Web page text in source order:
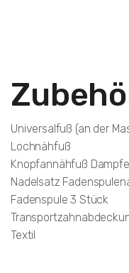
Universalfuß (an der
Lochnähfuß
Knopfannähfuß
Nadelsatz
Fadenspule 3 Stück
Textil